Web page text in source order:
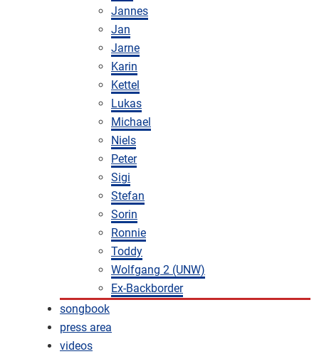
Jannes
Jan
Jarne
Karin
Kettel
Lukas
Michael
Niels
Peter
Sigi
Stefan
Sorin
Ronnie
Toddy
Wolfgang 2 (UNW)
Ex-Backborder
songbook
press area
videos